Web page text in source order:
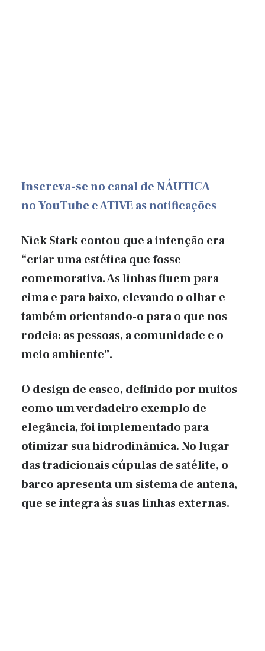
Inscreva-seno canal de NÁUTICA
noYouTubee ATIVE as notificações
Nick Stark contou que a intenção era
“criar uma estética que fosse
comemorativa. As linhas fluem para
cima e para baixo, elevando o olhar e
também orientando-o para o que nos
rodeia: as pessoas, a comunidade e o
meio ambiente”.
O design de casco, definido por muitos
como um verdadeiro exemplo de
elegância, foi implementado para
otimizar sua hidrodinâmica. No lugar
das tradicionais cúpulas de satélite, o
barco apresenta um sistema de antena,
que se integra às suas linhas externas.